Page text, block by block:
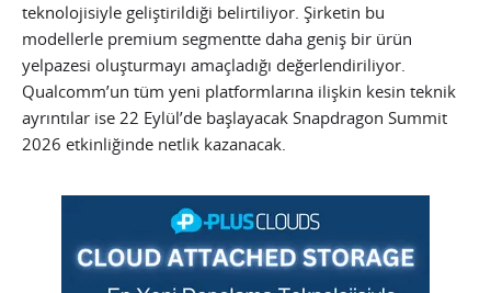
teknolojisiyle geliştirildiği belirtiliyor. Şirketin bu
modellerle premium segmentte daha geniş bir ürün
yelpazesi oluşturmayı amaçladığı değerlendiriliyor.
Qualcomm’un tüm yeni platformlarına ilişkin kesin teknik
ayrıntılar ise 22 Eylül’de başlayacak Snapdragon Summit
2026 etkinliğinde netlik kazanacak.